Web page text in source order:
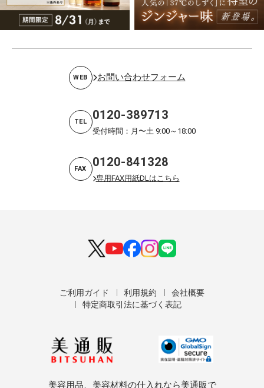
WEB お問い合わせフォーム
TEL 0120-389713
受付時間：月〜土 9:00～18:00
FAX 0120-841328
専用FAX用紙DLはこちら
ご利用ガイド 利用規約
会社概要
特定商取引法に基づく表記
美容用品、美容材料の仕入れなら美通販で